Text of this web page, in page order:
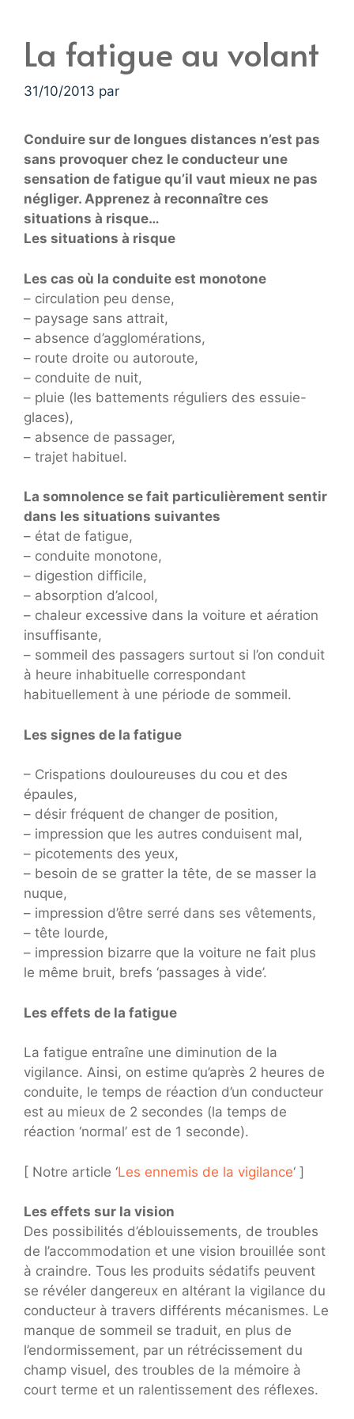
La fatigue au volant
31/10/2013 par
Conduire sur de longues distances n’est pas
sans provoquer chez le conducteur une
sensation de fatigue qu’il vaut mieux ne pas
négliger. Apprenez à reconnaître ces
situations à risque…
Les situations à risque
Les cas où la conduite est monotone
– circulation peu dense,
– paysage sans attrait,
– absence d’agglomérations,
– route droite ou autoroute,
– conduite de nuit,
– pluie (les battements réguliers des essuie-
glaces),
– absence de passager,
– trajet habituel.
La somnolence se fait particulièrement sentir
dans les situations suivantes
– état de fatigue,
– conduite monotone,
– digestion difficile,
– absorption d’alcool,
– chaleur excessive dans la voiture et aération
insuffisante,
– sommeil des passagers surtout si l’on conduit
à heure inhabituelle correspondant
habituellement à une période de sommeil.
Les signes de la fatigue
– Crispations douloureuses du cou et des
épaules,
– désir fréquent de changer de position,
– impression que les autres conduisent mal,
– picotements des yeux,
– besoin de se gratter la tête, de se masser la
nuque,
– impression d’être serré dans ses vêtements,
– tête lourde,
– impression bizarre que la voiture ne fait plus
le même bruit, brefs ‘passages à vide’.
Les effets de la fatigue
La fatigue entraîne une diminution de la
vigilance. Ainsi, on estime qu’après 2 heures de
conduite, le temps de réaction d’un conducteur
est au mieux de 2 secondes (la temps de
réaction ‘normal’ est de 1 seconde).
[ Notre article ‘Les ennemis de la vigilance‘ ]
Les effets sur la vision
Des possibilités d’éblouissements, de troubles
de l’accommodation et une vision brouillée sont
à craindre. Tous les produits sédatifs peuvent
se révéler dangereux en altérant la vigilance du
conducteur à travers différents mécanismes. Le
manque de sommeil se traduit, en plus de
l’endormissement, par un rétrécissement du
champ visuel, des troubles de la mémoire à
court terme et un ralentissement des réflexes.